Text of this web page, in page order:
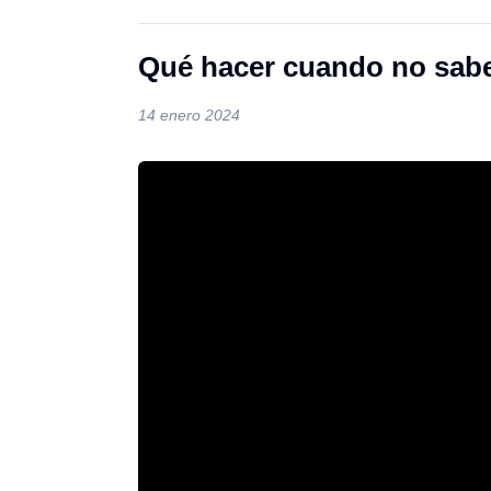
Qué hacer cuando no
14 enero 2024